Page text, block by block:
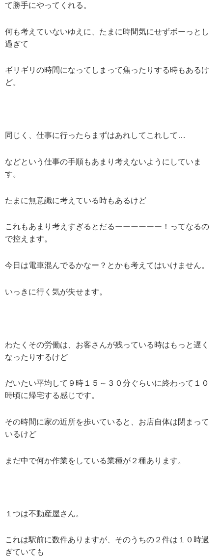
て勝手にやってくれる。
何も考えていないゆえに、たまに時間気にせずボーっとし
過ぎて
ギリギリの時間になってしまって焦ったりする時もあるけ
ど。
同じく、仕事に行ったらまずはあれしてこれして…
などという仕事の手順もあまり考えないようにしていま
す。
たまに無意識に考えている時もあるけど
これもあまり考えすぎるとだるーーーーーー！ってなるの
で控えます。
今日は電車混んでるかなー？とかも考えてはいけません。
いっきに行く気が失せます。
わたくその労働は、お客さんが残っている時はもっと遅く
なったりするけど
だいたい平均して９時１５～３０分ぐらいに終わって１０
時頃に帰宅する感じです。
その時間に家の近所を歩いていると、お店自体は閉まって
いるけど
まだ中で何か作業をしている業種が２種あります。
１つは不動産屋さん。
これは駅前に数件ありますが、そのうちの２件は１０時過
ぎていても